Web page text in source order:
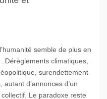
semble de plus en
climatiques,
surendettement
d’annonces d’un
Le paradoxe reste